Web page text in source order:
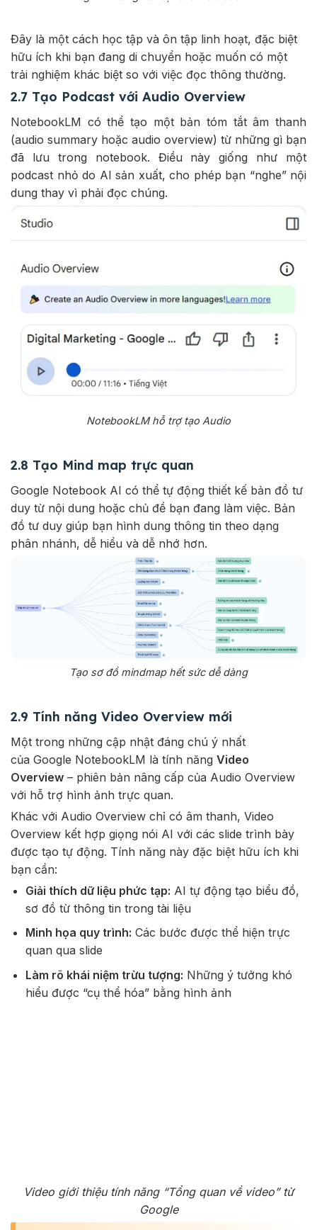
Đây là một cách học tập và ôn tập linh hoạt, đặc biệt
hữu ích khi bạn đang di chuyển hoặc muốn có một
trải nghiệm khác biệt so với việc đọc thông thường.
2.7 Tạo Podcast với Audio Overview
NotebookLM có thể tạo một bản tóm tắt âm thanh
(audio summary hoặc audio overview) từ những gì bạn
đã lưu trong notebook. Điều này giống như một
podcast nhỏ do AI sản xuất, cho phép bạn “nghe” nội
dung thay vì phải đọc chúng.
NotebookLM hỗ trợ tạo Audio
2.8 Tạo Mind map trực quan
Google Notebook AI có thể tự động thiết kế bản đồ tư
duy từ nội dung hoặc chủ đề bạn đang làm việc. Bản
đồ tư duy giúp bạn hình dung thông tin theo dạng
phân nhánh, dễ hiểu và dễ nhớ hơn.
Tạo sơ đồ mindmap hết sức dễ dàng
2.9 Tính năng Video Overview mới
Một trong những cập nhật đáng chú ý nhất
của Google NotebookLM là tính năng Video
Overview – phiên bản nâng cấp của Audio Overview
với hỗ trợ hình ảnh trực quan.
Khác với Audio Overview chỉ có âm thanh, Video
Overview kết hợp giọng nói AI với các slide trình bày
được tạo tự động. Tính năng này đặc biệt hữu ích khi
bạn cần:
Giải thích dữ liệu phức tạp: AI tự động tạo biểu đồ,
sơ đồ từ thông tin trong tài liệu
Minh họa quy trình: Các bước được thể hiện trực
quan qua slide
Làm rõ khái niệm trừu tượng: Những ý tưởng khó
hiểu được “cụ thể hóa” bằng hình ảnh
Video giới thiệu tính năng “Tổng quan về video” từ
Google